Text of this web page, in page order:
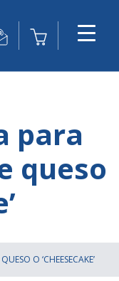
para
queso
O ‘CHEESECAKE’